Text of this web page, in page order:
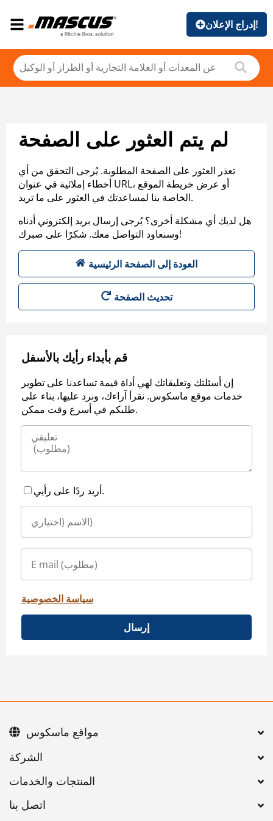
إدراج الإعلان!
لم يتم العثور على الصفحة
تعذر العثور على الصفحة المطلوبة. يُرجى التحقق من أي
أخطاء إملائية في عنوان URL، أو عرض خريطة الموقع
الخاصة بنا لمساعدتك في العثور على ما تريد.
هل لديك أي مشكلة أخرى؟ يُرجى إرسال بريد إلكتروني أدناه
وسنعاود التواصل معك. شكرًا على صبرك!
العودة إلى الصفحة الرئيسية
تحديث الصفحة
قم بأبداء رأيك بالأسفل
إن أسئلتك وتعليقاتك لهي أداة قيمة تساعدنا على تطوير
خدمات موقع ماسكوس. نقرأ آراءك، ونرد عليها، بناء على
طلبكم في أسرع وقت ممكن.
أريد ردًا على رأيي.
سياسة الخصوصية
إرسال
اتصل بنا
مواقع ماسكوس